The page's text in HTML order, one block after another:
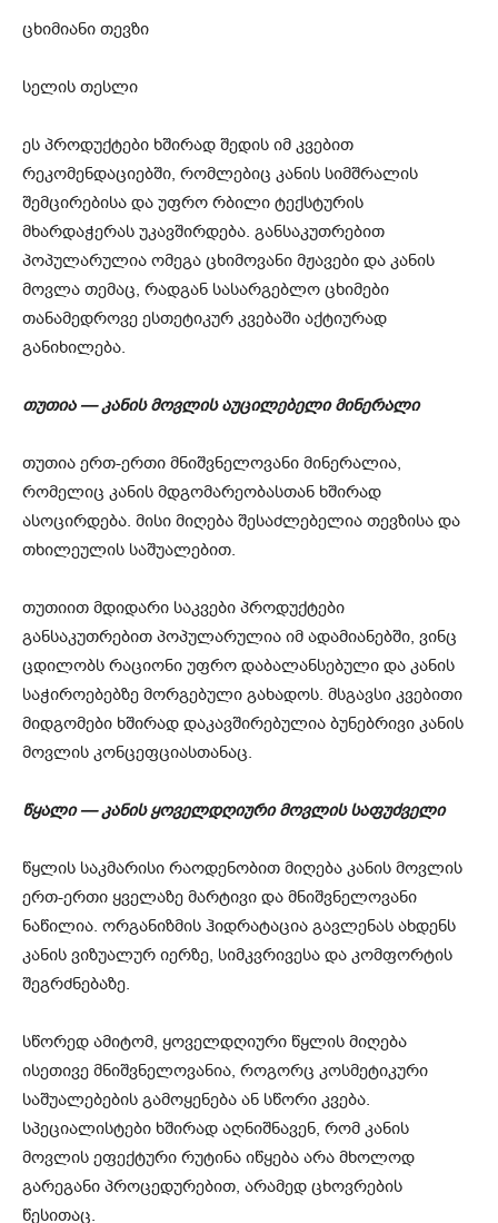
ცხიმიანი თევზი
სელის თესლი
ეს პროდუქტები ხშირად შედის იმ კვებით
რეკომენდაციებში, რომლებიც კანის სიმშრალის
შემცირებისა და უფრო რბილი ტექსტურის
მხარდაჭერას უკავშირდება. განსაკუთრებით
პოპულარულია ომეგა ცხიმოვანი მჟავები და კანის
მოვლა თემაც, რადგან სასარგებლო ცხიმები
თანამედროვე ესთეტიკურ კვებაში აქტიურად
განიხილება.
თუთია — კანის მოვლის აუცილებელი მინერალი
თუთია ერთ-ერთი მნიშვნელოვანი მინერალია,
რომელიც კანის მდგომარეობასთან ხშირად
ასოცირდება. მისი მიღება შესაძლებელია თევზისა და
თხილეულის საშუალებით.
თუთიით მდიდარი საკვები პროდუქტები
განსაკუთრებით პოპულარულია იმ ადამიანებში, ვინც
ცდილობს რაციონი უფრო დაბალანსებული და კანის
საჭიროებებზე მორგებული გახადოს. მსგავსი კვებითი
მიდგომები ხშირად დაკავშირებულია ბუნებრივი კანის
მოვლის კონცეფციასთანაც.
წყალი — კანის ყოველდღიური მოვლის საფუძველი
წყლის საკმარისი რაოდენობით მიღება კანის მოვლის
ერთ-ერთი ყველაზე მარტივი და მნიშვნელოვანი
ნაწილია. ორგანიზმის ჰიდრატაცია გავლენას ახდენს
კანის ვიზუალურ იერზე, სიმკვრივესა და კომფორტის
შეგრძნებაზე.
სწორედ ამიტომ, ყოველდღიური წყლის მიღება
ისეთივე მნიშვნელოვანია, როგორც კოსმეტიკური
საშუალებების გამოყენება ან სწორი კვება.
სპეციალისტები ხშირად აღნიშნავენ, რომ კანის
მოვლის ეფექტური რუტინა იწყება არა მხოლოდ
გარეგანი პროცედურებით, არამედ ცხოვრების
წესითაც.